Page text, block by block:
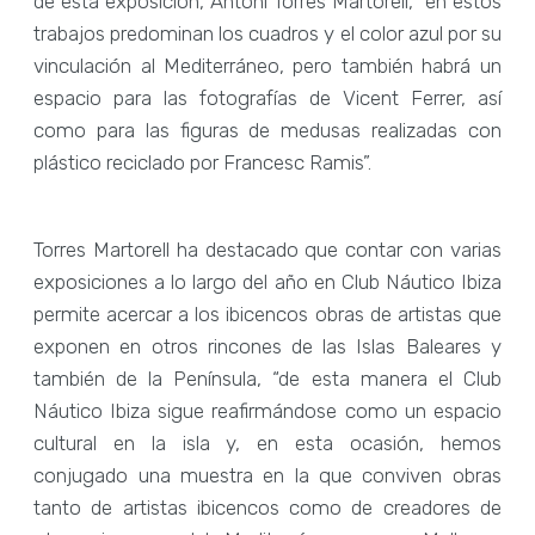
trabajos predominan los cuadros y el color azul por su
vinculación al Mediterráneo, pero también habrá un
espacio para las fotografías de Vicent Ferrer, así
como para las figuras de medusas realizadas con
plástico reciclado por Francesc Ramis”.
Torres Martorell ha destacado que contar con varias
exposiciones a lo largo del año en Club Náutico Ibiza
permite acercar a los ibicencos obras de artistas que
exponen en otros rincones de las Islas Baleares y
también de la Península, “de esta manera el Club
Náutico Ibiza sigue reafirmándose como un espacio
cultural en la isla y, en esta ocasión, hemos
conjugado una muestra en la que conviven obras
tanto de artistas ibicencos como de creadores de